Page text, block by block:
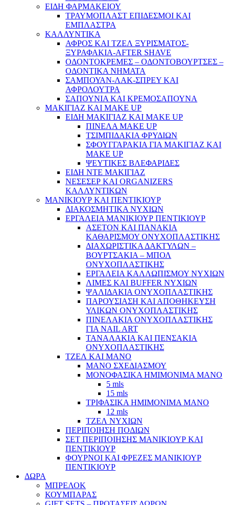
ΕΙΔΗ ΦΑΡΜΑΚΕΙΟΥ
ΤΡΑΥΜΟΠΛΑΣΤ ΕΠΙΔΕΣΜΟΙ ΚΑΙ
ΕΜΠΛΑΣΤΡΑ
ΚΑΛΛΥΝΤΙΚΑ
ΑΦΡΟΣ ΚΑΙ ΤΖΕΛ ΞΥΡΙΣΜΑΤΟΣ-
ΞΥΡΑΦΑΚΙΑ-AFTER SHAVE
ΟΔΟΝΤΟΚΡΕΜΕΣ – ΟΔΟΝΤΟΒΟΥΡΤΣΕΣ –
ΟΔΟΝΤΙΚΑ ΝΗΜΑΤΑ
ΣΑΜΠΟΥΑΝ-ΛΑΚ-ΣΠΡΕΥ ΚΑΙ
ΑΦΡΟΛΟΥΤΡΑ
ΣΑΠΟΥΝΙΑ ΚΑΙ ΚΡΕΜΟΣΑΠΟΥΝΑ
ΜΑΚΙΓΙΑΖ ΚΑΙ MAKE UP
ΕΙΔΗ ΜΑΚΙΓΙΑΖ ΚΑΙ MAKE UP
ΠΙΝΕΛΑ MAKE UP
ΤΣΙΜΠΙΔΑΚΙΑ ΦΡΥΔΙΩΝ
ΣΦΟΥΓΓΑΡΑΚΙΑ ΓΙΑ ΜΑΚΙΓΙΑZ ΚΑΙ
MAKE UP
ΨΕΥΤΙΚΕΣ ΒΛΕΦΑΡΙΔΕΣ
ΕΙΔΗ ΝΤΕ ΜΑΚΙΓΙΑΖ
ΝΕΣΕΣΕΡ ΚΑΙ ORGANIZERS
ΚΑΛΛΥΝΤΙΚΩΝ
ΜΑΝΙΚΙΟΥΡ ΚΑΙ ΠΕΝΤΙΚΙΟΥΡ
ΔΙΑΚΟΣΜΗΤΙΚΑ ΝΥΧΙΩΝ
ΕΡΓΑΛΕΙΑ ΜΑΝΙΚΙΟΥΡ ΠΕΝΤΙΚΙΟΥΡ
ΑΣΕΤΟΝ ΚΑΙ ΠΑΝΑΚΙΑ
ΚΑΘΑΡΙΣΜΟΥ ΟΝΥΧΟΠΛΑΣΤΙΚΗΣ
ΔΙΑΧΩΡΙΣΤΙΚΑ ΔΑΚΤΥΛΩΝ –
ΒΟΥΡΤΣΑΚΙΑ – ΜΠΟΛ
ΟΝΥΧΟΠΛΑΣΤΙΚΗΣ
ΕΡΓΑΛΕΙΑ ΚΑΛΛΩΠΙΣΜΟΥ ΝΥΧΙΩΝ
ΛΙΜΕΣ ΚΑΙ BUFFER ΝΥΧΙΩΝ
ΨΑΛΙΔΑΚΙΑ ΟΝΥΧΟΠΛΑΣΤΙΚΗΣ
ΠΑΡΟΥΣΙΑΣΗ ΚΑΙ ΑΠΟΘΗΚΕΥΣΗ
ΥΛΙΚΩΝ ΟΝΥΧΟΠΛΑΣΤΙΚΗΣ
ΠΙΝΕΛΑΚΙΑ ΟΝΥΧΟΠΛΑΣΤΙΚΗΣ
ΓΙΑ NAIL ART
ΤΑΝΑΛΑΚΙΑ ΚΑΙ ΠΕΝΣΑΚΙΑ
ΟΝΥΧΟΠΛΑΣΤΙΚΗΣ
ΤΖΕΛ ΚΑΙ ΜΑΝΟ
ΜΑΝΟ ΣΧΕΔΙΑΣΜΟΥ
ΜΟΝΟΦΑΣΙΚΑ ΗΜΙΜΟΝΙΜΑ ΜΑΝΟ
5 mls
15 mls
ΤΡΙΦΑΣΙΚΑ ΗΜΙΜΟΝΙΜΑ ΜΑΝΟ
12 mls
ΤΖΕΛ ΝΥΧΙΩΝ
ΠΕΡΙΠΟΙΗΣΗ ΠΟΔΙΩΝ
ΣΕΤ ΠΕΡΙΠΟΙΗΣΗΣ ΜΑΝΙΚΙΟΥΡ ΚΑΙ
ΠΕΝΤΙΚΙΟΥΡ
ΦΟΥΡΝΟΙ ΚΑΙ ΦΡΕΖΕΣ ΜΑΝΙΚΙΟΥΡ
ΠΕΝΤΙΚΙΟΥΡ
ΔΩΡΑ
ΜΠΡΕΛΟΚ
ΚΟΥΜΠΑΡΑΣ